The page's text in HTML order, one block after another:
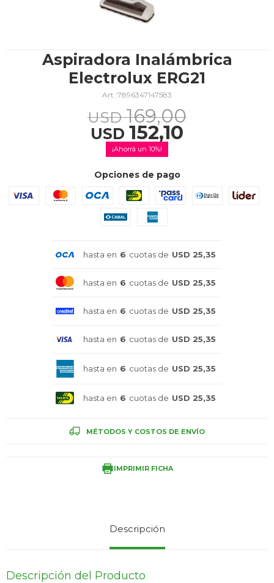
Aspiradora Inalámbrica
Electrolux ERG21
7896347147583
USD 152,10
USD 169,00
10
Opciones de pago
hasta en 6 cuotas de USD 25,35
hasta en 6 cuotas de USD 25,35
hasta en 6 cuotas de USD 25,35
hasta en 6 cuotas de USD 25,35
hasta en 6 cuotas de USD 25,35
hasta en 6 cuotas de USD 25,35
MÉTODOS Y COSTOS DE ENVÍO
IMPRIMIR FICHA
Descripción
Descripción del Producto
Cuidado personal
Celulares
Atención Personalizada